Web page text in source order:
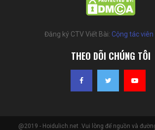
Đăng ký CTV Viết Bài: Cộng tác viên
THEO DÕI CHÚNG TÔI
@2019 - Hoidulich.net .Vui lòng để nguồn và